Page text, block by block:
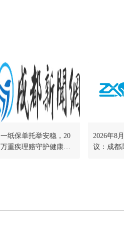
一纸保单托举安稳，20
万重疾理赔守护健康人
2026年8
议：成都